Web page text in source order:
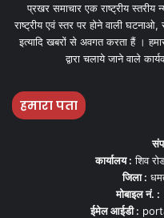
प्रखर समाचार एक राष्ट्रीय स्तरीय
राष्ट्रीय एवं स्तर पर होने वाली
इत्यादि खबरों से अवगत करता हैं ।
द्वारा चलाये जाने वाले
हमारा पता
कार्यालय : शिव
जिला :
मोबाइल नं. :
ईमेल आईडी :